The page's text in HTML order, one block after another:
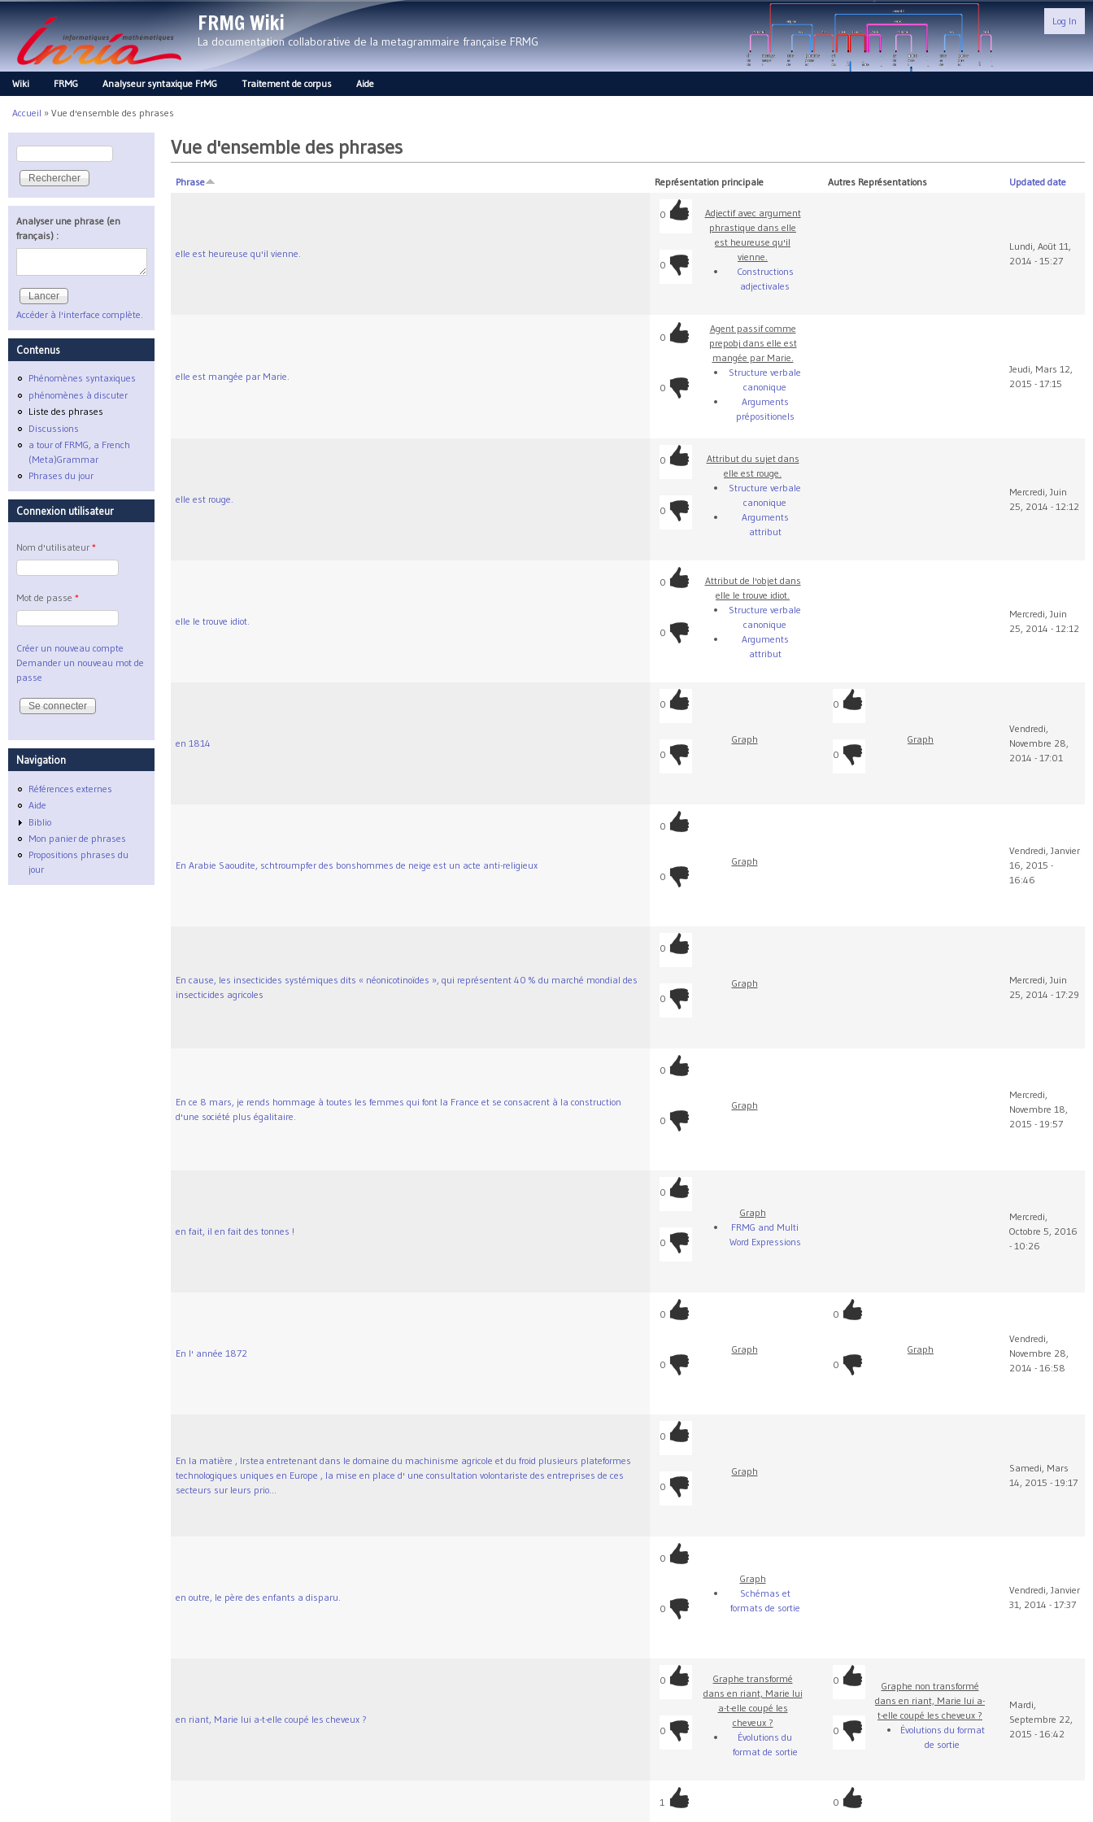
FRMG Wiki
La documentation collaborative de la metagrammaire française FRMG
Log In
Main menu
Wiki FRMG Analyseur syntaxique FrMG Traitement de corpus Aide
Vous êtes ici
Accueil » Vue d'ensemble des phrases
Vue d'ensemble des phrases
Phrase Représentation principale Autres Représentations Updated date
elle est heureuse qu'il vienne.
0
0
Adjectif avec argument
phrastique dans elle
est heureuse qu'il
vienne.
Constructions
adjectivales
Lundi, Août 11,
2014 - 15:27
elle est mangée par Marie.
0
0
Agent passif comme
prepobj dans elle est
mangée par Marie.
Structure verbale
canonique
Arguments
prépositionels
Jeudi, Mars 12,
2015 - 17:15
elle est rouge.
0
0
Attribut du sujet dans
elle est rouge.
Structure verbale
canonique
Arguments
attribut
Mercredi, Juin
25, 2014 - 12:12
elle le trouve idiot.
0
0
Attribut de l'objet dans
elle le trouve idiot.
Structure verbale
canonique
Arguments
attribut
Mercredi, Juin
25, 2014 - 12:12
en 1814
0
0
Graph
0
0
Graph
Vendredi,
Novembre 28,
2014 - 17:01
En Arabie Saoudite, schtroumpfer des bonshommes de neige est un acte anti-religieux
0
0
Graph
Vendredi, Janvier
16, 2015 -
16:46
En cause, les insecticides systémiques dits « néonicotinoïdes », qui représentent 40 % du marché mondial des
insecticides agricoles
0
0
Graph
Mercredi, Juin
25, 2014 - 17:29
En ce 8 mars, je rends hommage à toutes les femmes qui font la France et se consacrent à la construction
d'une société plus égalitaire.
0
0
Graph
Mercredi,
Novembre 18,
2015 - 19:57
en fait, il en fait des tonnes !
0
0
Graph
FRMG and Multi
Word Expressions
Mercredi,
Octobre 5, 2016
- 10:26
En l' année 1872
0
0
Graph
0
0
Graph
Vendredi,
Novembre 28,
2014 - 16:58
En la matière , Irstea entretenant dans le domaine du machinisme agricole et du froid plusieurs plateformes
technologiques uniques en Europe , la mise en place d' une consultation volontariste des entreprises de ces
secteurs sur leurs prio...
0
0
Graph
Samedi, Mars
14, 2015 - 19:17
en outre, le père des enfants a disparu.
0
0
Graph
Schémas et
formats de sortie
Vendredi, Janvier
31, 2014 - 17:37
en riant, Marie lui a-t-elle coupé les cheveux ?
0
0
Graphe transformé
dans en riant, Marie lui
a-t-elle coupé les
cheveux ?
Évolutions du
format de sortie
0
0
Graphe non transformé
dans en riant, Marie lui a-
t-elle coupé les cheveux ?
Évolutions du format
de sortie
Mardi,
Septembre 22,
2015 - 16:42
1
0
Formulaire de recherche
Rechercher
Analyser une phrase (en
français) :
Accéder à l'interface complète.
Contenus
Phénomènes syntaxiques
phénomènes à discuter
Liste des phrases
Discussions
a tour of FRMG, a French
(Meta)Grammar
Phrases du jour
Connexion utilisateur
Nom d'utilisateur *
Mot de passe *
Créer un nouveau compte
Demander un nouveau mot de
passe
Navigation
Références externes
Aide
Biblio
Mon panier de phrases
Propositions phrases du
jour